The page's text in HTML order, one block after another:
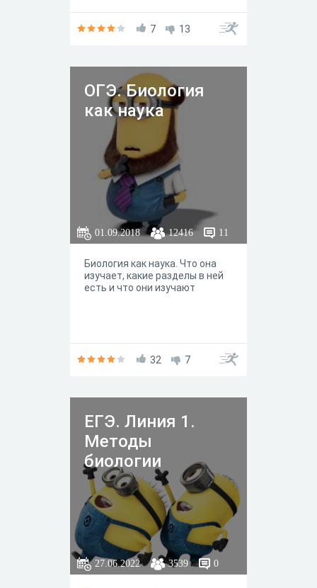
7 13
ОГЭ. Биология
как наука
01.09.2018 12416 11
Биология как наука. Что она
изучает, какие разделы в ней
есть и что они изучают
32 7
ЕГЭ. Линия 1.
Методы
биологии
27.06.2022 3539 0